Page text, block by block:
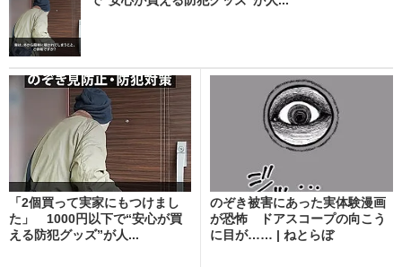
「2個買って実家にもつけまし
た」 1000円以下で“安心が買
える防犯グッズ”が人...
のぞき被害にあった実体験漫画
が恐怖 ドアスコープの向こう
に目が…… | ねとらぼ